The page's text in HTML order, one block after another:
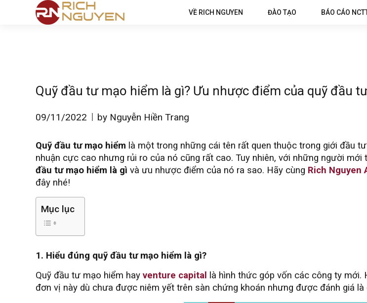
VỀ RICH NGUYEN ĐÀO TẠO BÁO CÁO
Quỹ đầu tư mạo hiểm là gì? Ưu nhược điểm của quỹ đầu
09/11/2022 by Nguyễn Hiền Trang
Quỹ đầu tư mạo hiểm là một trong những cái tên rất quen thuộc trong giới đầu
nhuận cực cao nhưng rủi ro của nó cũng rất cao. Tuy nhiên, với những người
đầu tư mạo hiểm là gì và ưu nhược điểm của nó ra sao. Hãy cùng Rich Nguyen
đây nhé!
Mục lục
1. Hiểu đúng quỹ đầu tư mạo hiểm là gì?
Quỹ đầu tư mạo hiểm hay venture capital là hình thức góp vốn các công ty mới.
đơn vị này dù chưa được niêm yết trên sàn chứng khoán nhưng được đánh giá